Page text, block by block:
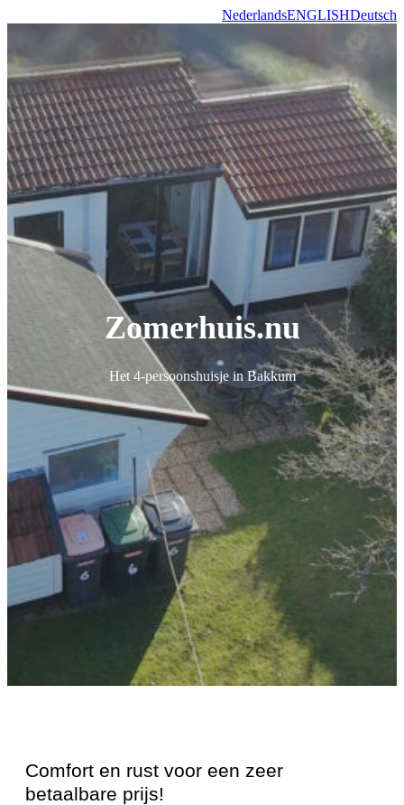
NederlandsENGLISHDeutsch
Zomerhuis.nu
Het 4-persoonshuisje in Bakkum
Comfort en rust voor een zeer
betaalbare prijs!